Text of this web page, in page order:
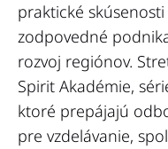
praktické
zodpovedné
rozvoj regiónov.
Spirit Akadémie,
ktoré prepájajú
pre vzdelávanie,